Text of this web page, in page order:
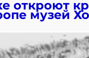
откроют
музей